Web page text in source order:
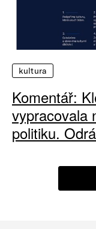
kultura
Komentář:
vypracovala
politiku.